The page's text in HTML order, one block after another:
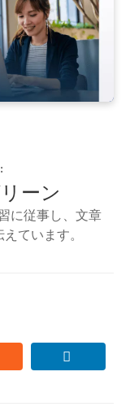
ーン
に従事し、文章
ています。